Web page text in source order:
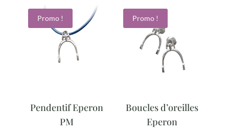
Promo !
Pendentif Eperon
PM
Promo !
Boucles d’oreilles
Eperon